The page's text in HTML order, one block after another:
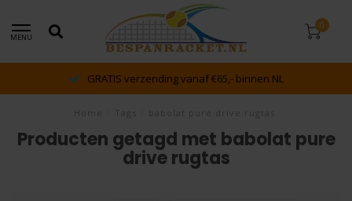
MENU
0
GRATIS verzending vanaf €65,- binnen NL
Producten getagd met babolat pure
drive rugtas